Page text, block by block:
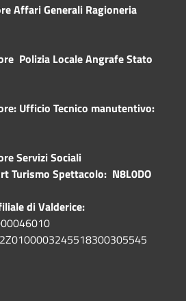
Affari Generali Ragioneria
Polizia Locale Angrafe Stato
Ufficio Tecnico manutentivo:
Servizi Sociali
Turismo Spettacolo: N8L0DO
di Valderice: